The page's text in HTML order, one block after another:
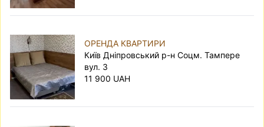
ОРЕНДА КВАРТИРИ
Київ Дніпровський р-н Соцм. Тампере
вул. 3
11 900 UAH